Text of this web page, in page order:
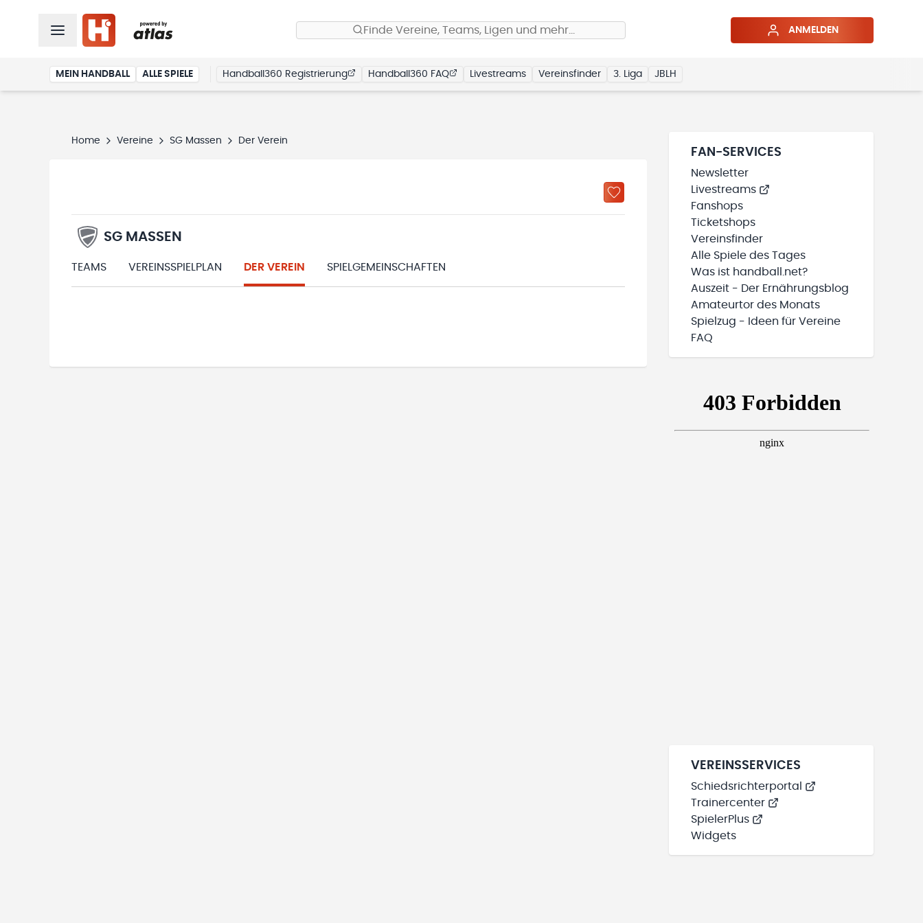
Finde Vereine, Teams, Ligen und mehr… ANMELDEN
MEIN HANDBALL ALLE SPIELE Handball360 Registrierung Handball360 FAQ Livestreams Vereinsfinder 3. Liga JBLH
Home Vereine SG Massen Der Verein
SG MASSEN
TEAMS VEREINSSPIELPLAN DER VEREIN SPIELGEMEINSCHAFTEN
FAN-SERVICES
Newsletter
Livestreams
Fanshops
Ticketshops
Vereinsfinder
Alle Spiele des Tages
Was ist handball.net?
Auszeit - Der Ernährungsblog
Amateurtor des Monats
Spielzug - Ideen für Vereine
FAQ
VEREINSSERVICES
Schiedsrichterportal
Trainercenter
SpielerPlus
Widgets